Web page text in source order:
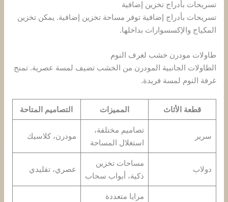
تسريحات بأدراج تخزين إضافية
تسريحات بأدراج إضافية توفر مساحة تخزين إضافية. يمكن تخزين
المكياج والإكسسوارات بداخلها.
طاولات مودرن خشب لغرف النوم
الطاولات الجانبية المودرن من الخشب تضيف لمسة عصرية. تمنح
غرفة النوم لمسة فريدة.
قطعة الأثاث المميزات التصاميم المتاحة
سرير
تصاميم مختلفة،
استغلال المساحة
مودرن، كلاسيك
دولاب
مساحات تخزين
ذكية، أبواب سحاب
عصري، تقليدي
مرايا متعددة